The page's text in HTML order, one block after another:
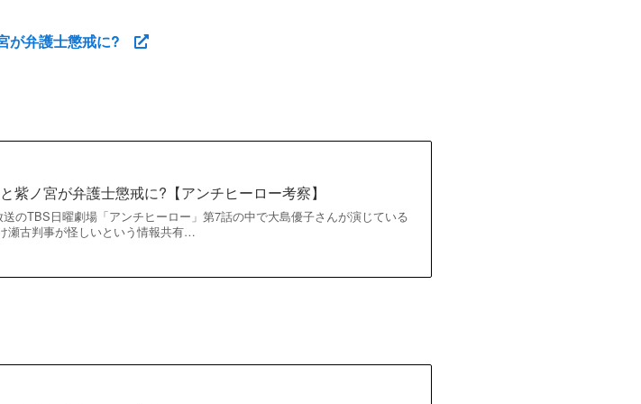
が弁護士懲戒に?
紫ノ宮が弁護士懲戒に?【アンチヒーロー考察】
のTBS日曜劇場「アンチヒーロー」第7話の中で大島優子さんが演じている
瀬古判事が怪しいという情報共有…